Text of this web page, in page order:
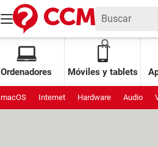
Ordenadores Móviles y tablets
macOS Internet Hardware Audio